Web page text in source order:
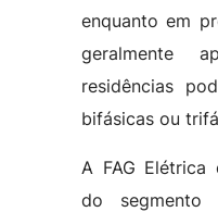
enquanto em
geralmente
residências
bifásicas ou
A FAG Elétrica
do